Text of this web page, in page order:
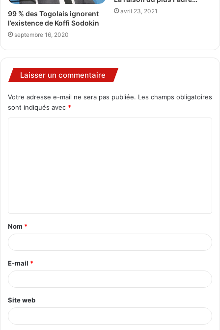
99 % des Togolais ignorent
l’existence de Koffi Sodokin
septembre 16, 2020
avril 23, 2021
Laisser un commentaire
Votre adresse e-mail ne sera pas publiée. Les champs obligatoires
sont indiqués avec *
t
a
e
*
Nom *
E-mail *
Site web